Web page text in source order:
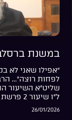
במשנת
“אפילו שאני לא
לפחות רוצה”…
שליט”א השיעור
ל”ו שיעור 2 פרשת בא התשפ”ו
26/01/2026